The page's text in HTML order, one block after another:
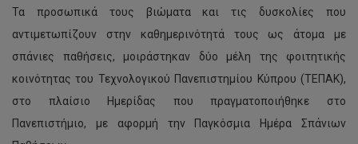
Τα προσωπικά τους βιώματα και τις δυσκολίες που
αντιμετωπίζουν στην καθημερινότητά τους ως άτομα με
σπάνιες παθήσεις, μοιράστηκαν δύο μέλη της φοιτητικής
κοινότητας του Τεχνολογικού Πανεπιστημίου Κύπρου (ΤΕΠΑΚ),
στο πλαίσιο Ημερίδας που πραγματοποιήθηκε στο
Πανεπιστήμιο, με αφορμή την Παγκόσμια Ημέρα Σπάνιων